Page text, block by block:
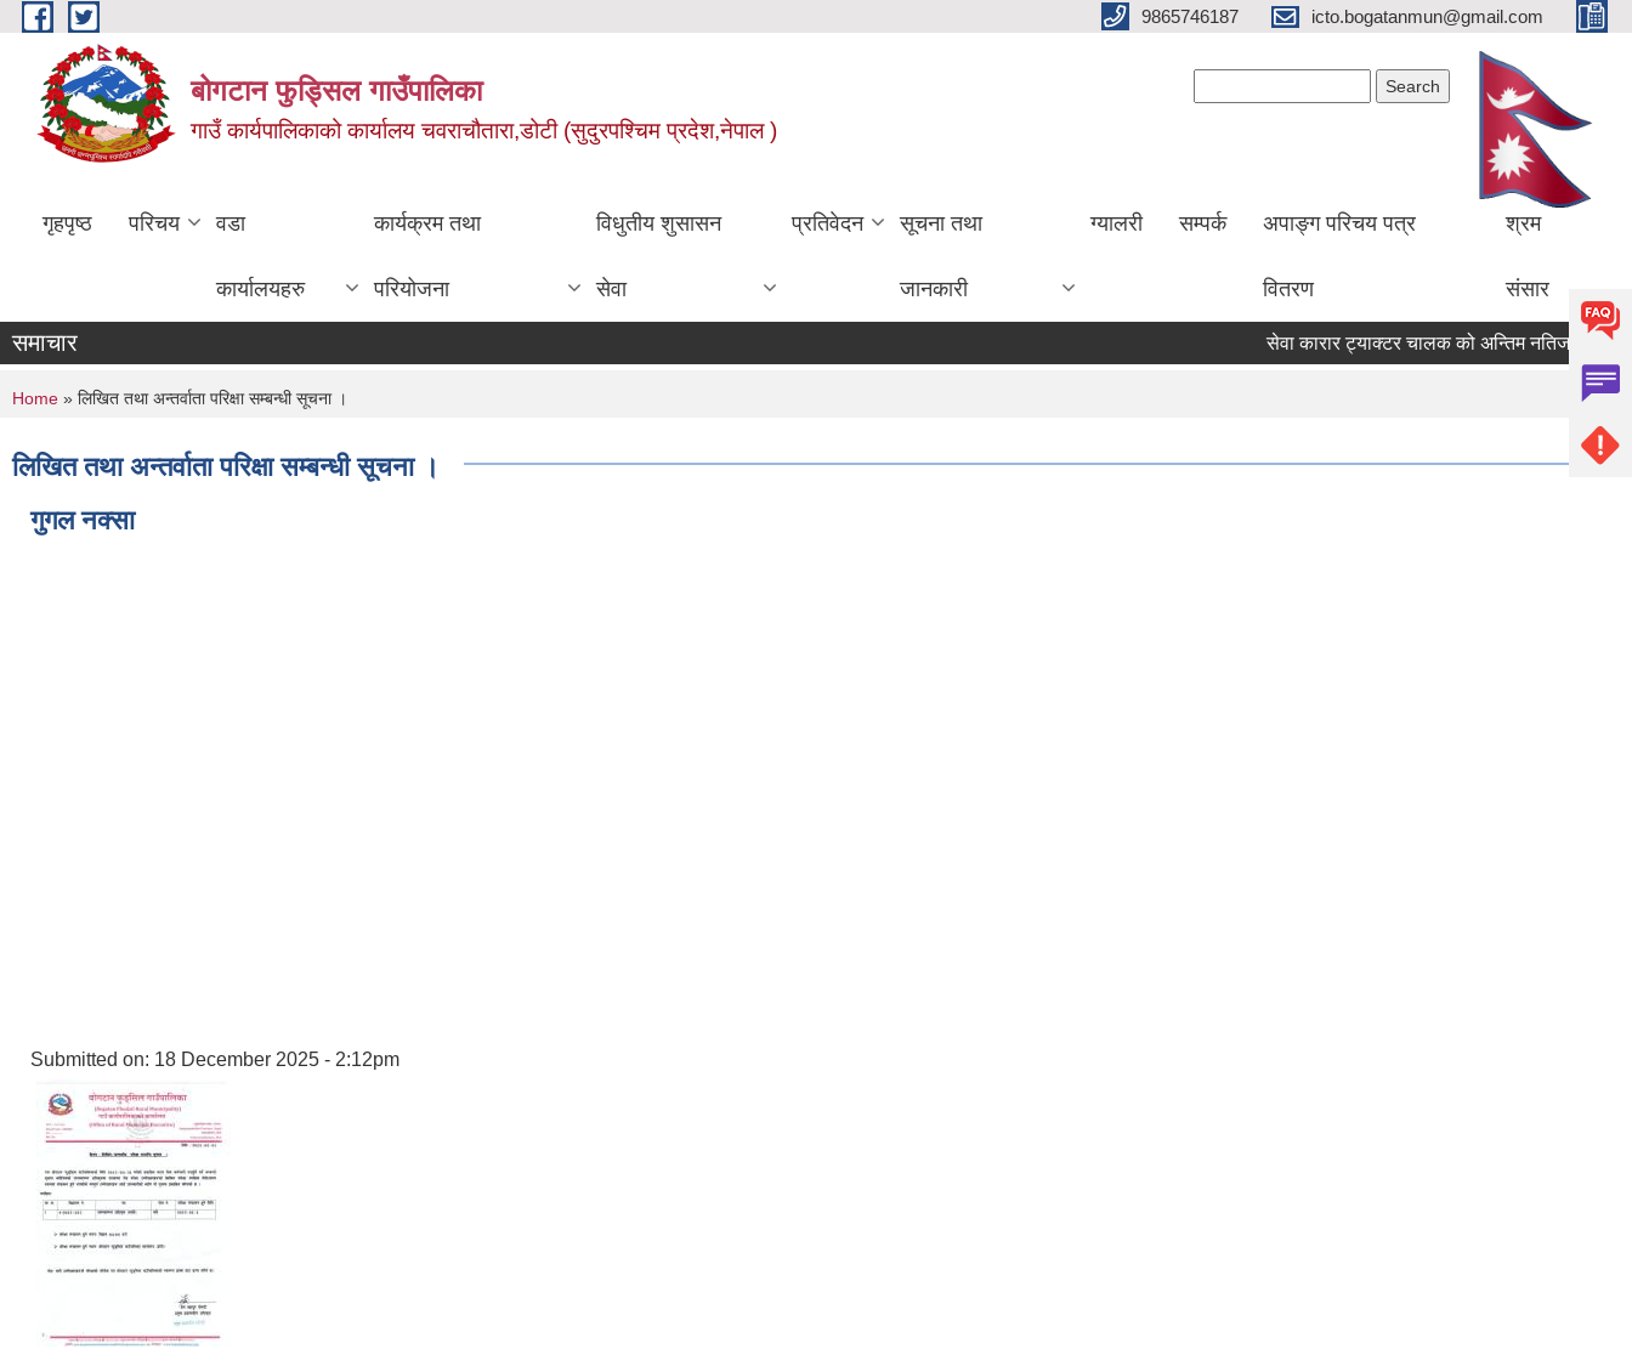
Skip to main content 9865746187 icto.bogatanmun@gmail.com
बोगटान फुड्सिल गाउँपालिका
गाउँ कार्यपालिकाको कार्यालय चवराचौतारा,डोटी (सुदुरपश्चिम प्रदेश,नेपाल )
गृहपृष्ठ परिचय वडा
कार्यालयहरु
कार्यक्रम तथा
परियोजना
विधुतीय शुसासन
सेवा
प्रतिवेदन सूचना तथा
जानकारी
ग्यालरी सम्पर्क अपाङ्ग परिचय पत्र
वितरण
श्रम
संसार
समाचार सेवा कारार ट्याक्टर चालक को अन्तिम नतिजा प्रकाशन
You are here
Home » लिखित तथा अन्तर्वाता परिक्षा सम्बन्धी सूचना ।
लिखित तथा अन्तर्वाता परिक्षा सम्बन्धी सूचना ।
गुगल नक्सा
Submitted on: 18 December 2025 - 2:12pm